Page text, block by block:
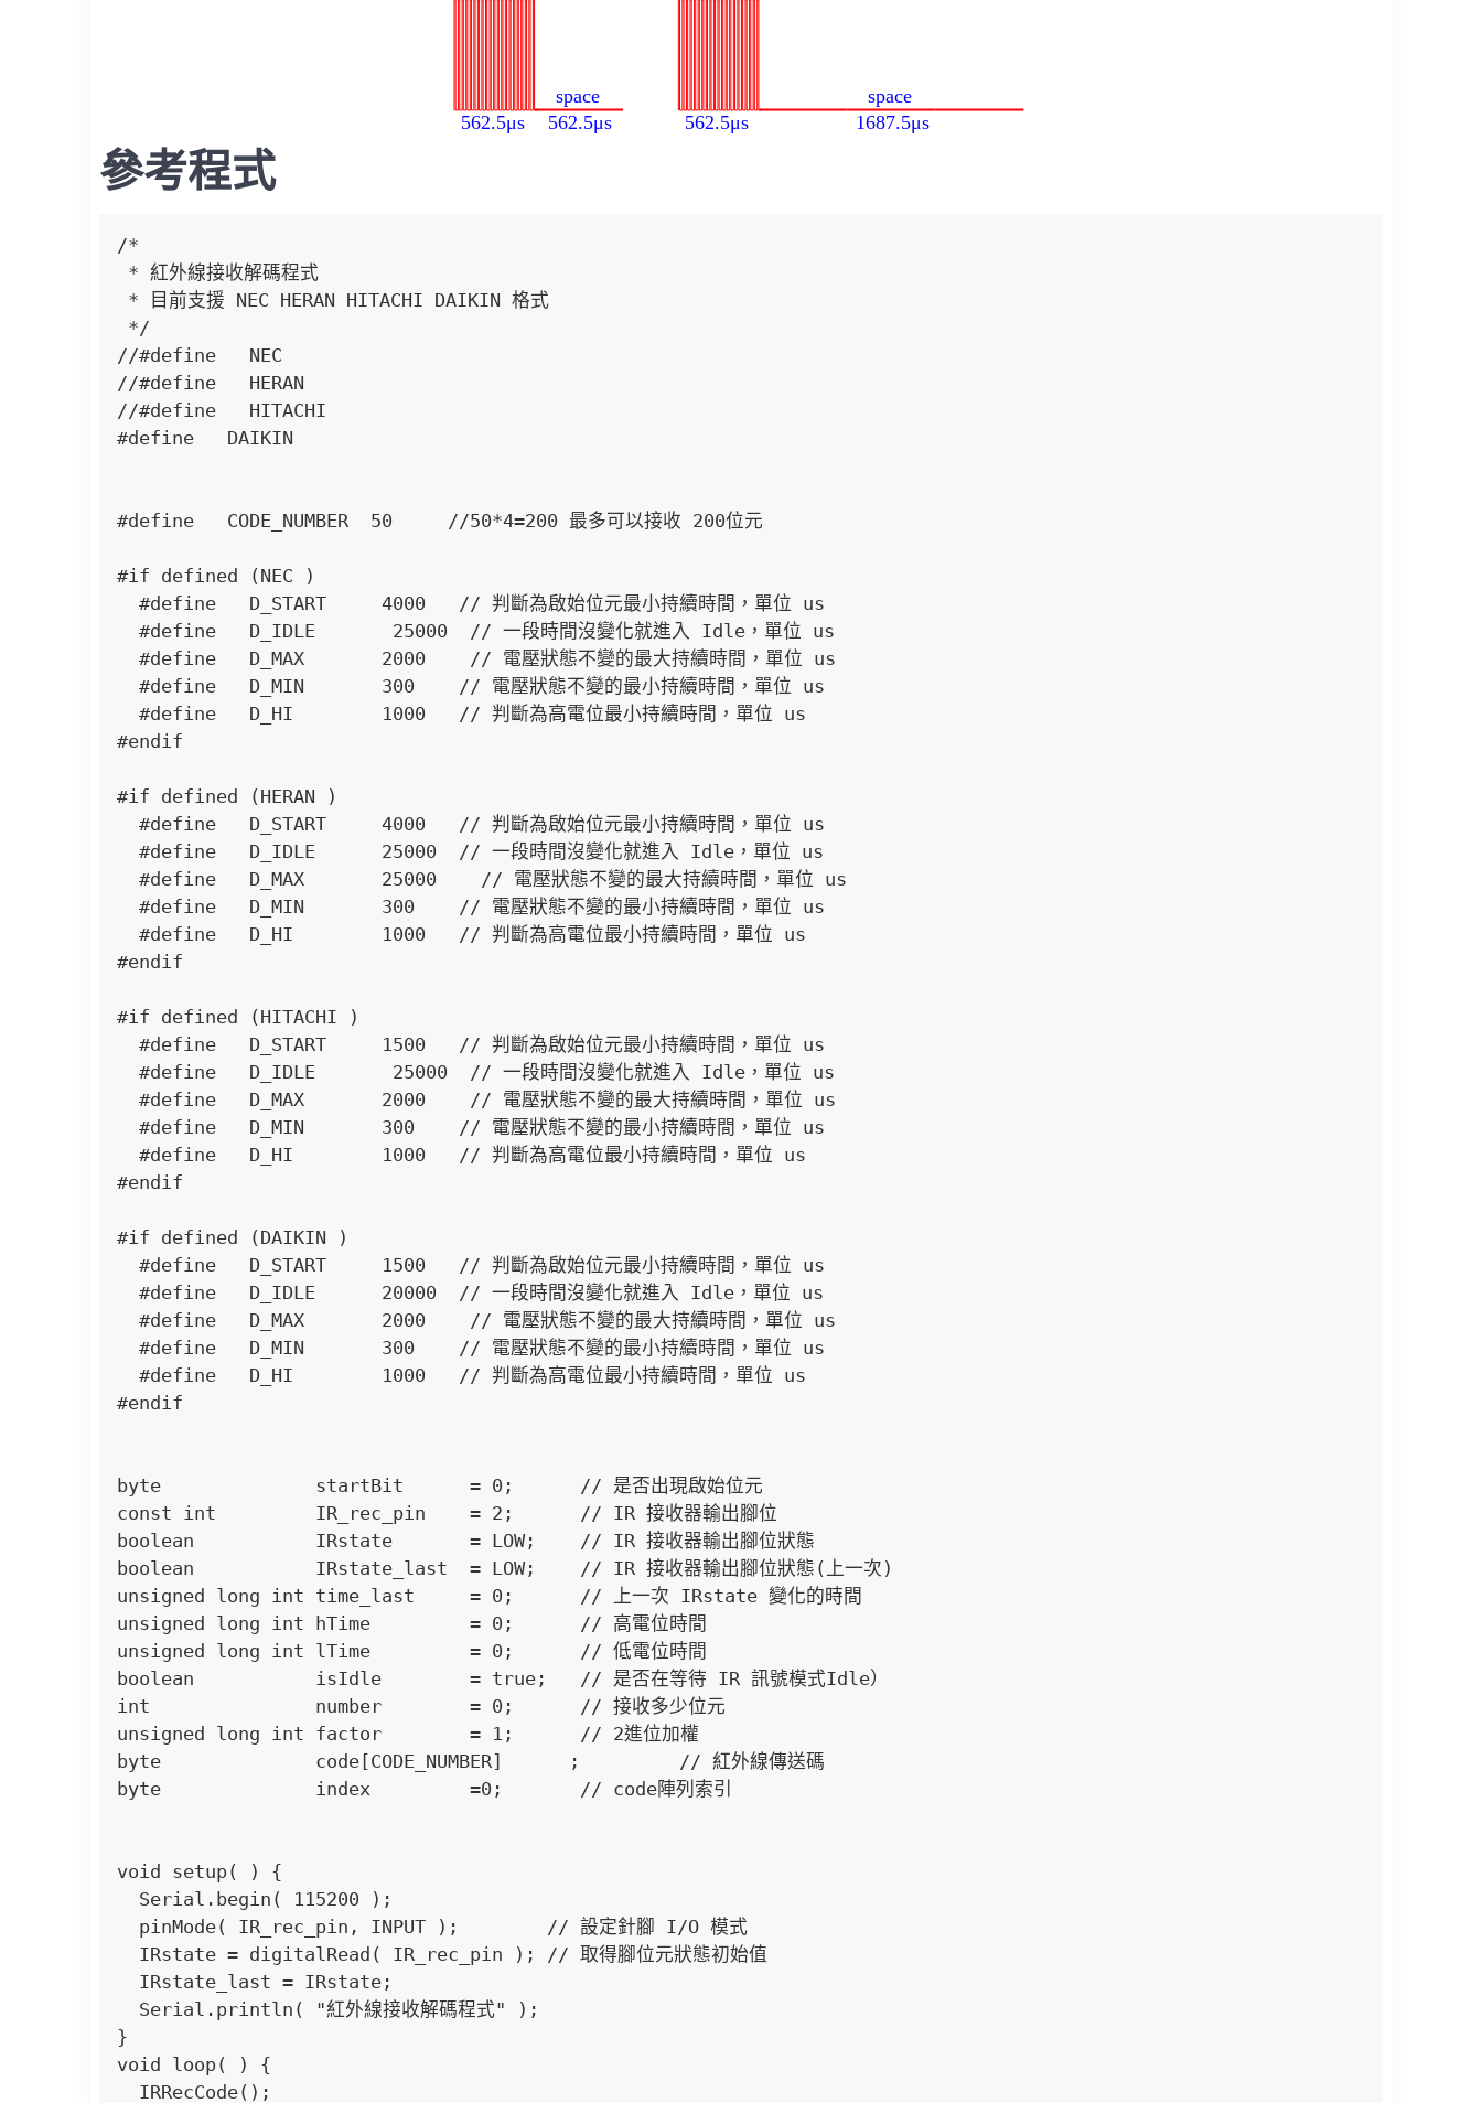
參考程式
/*
//#define   NEC
//#define   HERAN
//#define   HITACHI
#define   DAIKIN
#define   CODE_NUMBER  50     //50*4=200 最多可以接收 200位元
#if defined (NEC )
  #define   D_START     4000   // 判斷為啟始位元最小持續時間，單位 us
  #define   D_IDLE       25000  // 一段時間沒變化就進入 Idle，單位 us
  #define   D_MAX       2000    // 電壓狀態不變的最大持續時間，單位 us
  #define   D_MIN       300    // 電壓狀態不變的最小持續時間，單位 us
  #define   D_HI        1000   // 判斷為高電位最小持續時間，單位 us
#endif
#if defined (HERAN )
  #define   D_START     4000   // 判斷為啟始位元最小持續時間，單位 us
  #define   D_IDLE      25000  // 一段時間沒變化就進入 Idle，單位 us
  #define   D_MAX       25000    // 電壓狀態不變的最大持續時間，單位 us
  #define   D_MIN       300    // 電壓狀態不變的最小持續時間，單位 us
  #define   D_HI        1000   // 判斷為高電位最小持續時間，單位 us
#endif
#if defined (HITACHI )
  #define   D_START     1500   // 判斷為啟始位元最小持續時間，單位 us
  #define   D_IDLE       25000  // 一段時間沒變化就進入 Idle，單位 us
  #define   D_MAX       2000    // 電壓狀態不變的最大持續時間，單位 us
  #define   D_MIN       300    // 電壓狀態不變的最小持續時間，單位 us
  #define   D_HI        1000   // 判斷為高電位最小持續時間，單位 us
#endif
#if defined (DAIKIN )
  #define   D_START     1500   // 判斷為啟始位元最小持續時間，單位 us
  #define   D_IDLE      20000  // 一段時間沒變化就進入 Idle，單位 us
  #define   D_MAX       2000    // 電壓狀態不變的最大持續時間，單位 us
  #define   D_MIN       300    // 電壓狀態不變的最小持續時間，單位 us
  #define   D_HI        1000   // 判斷為高電位最小持續時間，單位 us
#endif
byte              startBit      = 0;      // 是否出現啟始位元
const int         IR_rec_pin    = 2;      // IR 接收器輸出腳位
boolean           IRstate       = LOW;    // IR 接收器輸出腳位狀態
boolean           IRstate_last  = LOW;    // IR 接收器輸出腳位狀態(上一次)
unsigned long int time_last     = 0;      // 上一次 IRstate 變化的時間
unsigned long int hTime         = 0;      // 高電位時間
unsigned long int lTime         = 0;      // 低電位時間
boolean           isIdle        = true;   // 是否在等待 IR 訊號模式Idle）
int               number        = 0;      // 接收多少位元
unsigned long int factor        = 1;      // 2進位加權
byte              code[CODE_NUMBER]      ;         // 紅外線傳送碼
byte              index         =0;       // code陣列索引
void setup( ) {
}
void loop( ) {